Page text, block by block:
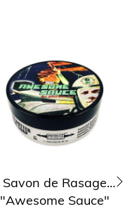
Savon de Rasage
"Awesome Sauce"